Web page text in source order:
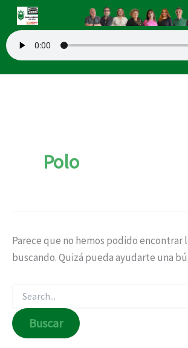
contenido
Polo
Parece que no hemos podido encontrar
buscando. Quizá pueda ayudarte una
Buscar
por: